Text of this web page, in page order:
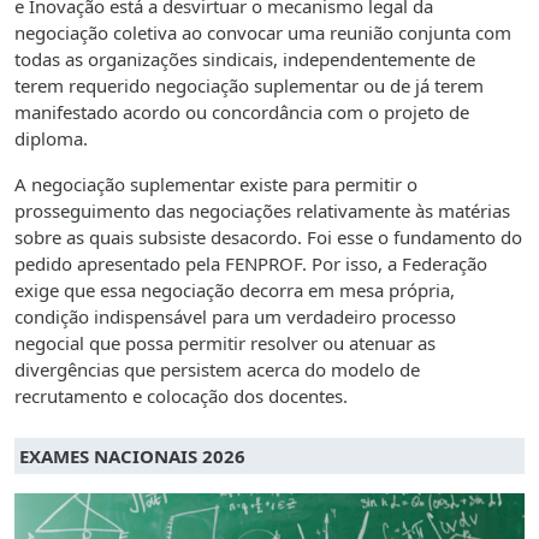
e Inovação está a desvirtuar o mecanismo legal da
negociação coletiva ao convocar uma reunião conjunta com
todas as organizações sindicais, independentemente de
terem requerido negociação suplementar ou de já terem
manifestado acordo ou concordância com o projeto de
diploma.
A negociação suplementar existe para permitir o
prosseguimento das negociações relativamente às matérias
sobre as quais subsiste desacordo. Foi esse o fundamento do
pedido apresentado pela FENPROF. Por isso, a Federação
exige que essa negociação decorra em mesa própria,
condição indispensável para um verdadeiro processo
negocial que possa permitir resolver ou atenuar as
divergências que persistem acerca do modelo de
recrutamento e colocação dos docentes.
EXAMES NACIONAIS 2026